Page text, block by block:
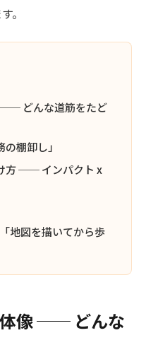
。
どんな道筋をたど
棚卸し」
方 ── インパクト x
地図を描いてから歩
像 ── どんな